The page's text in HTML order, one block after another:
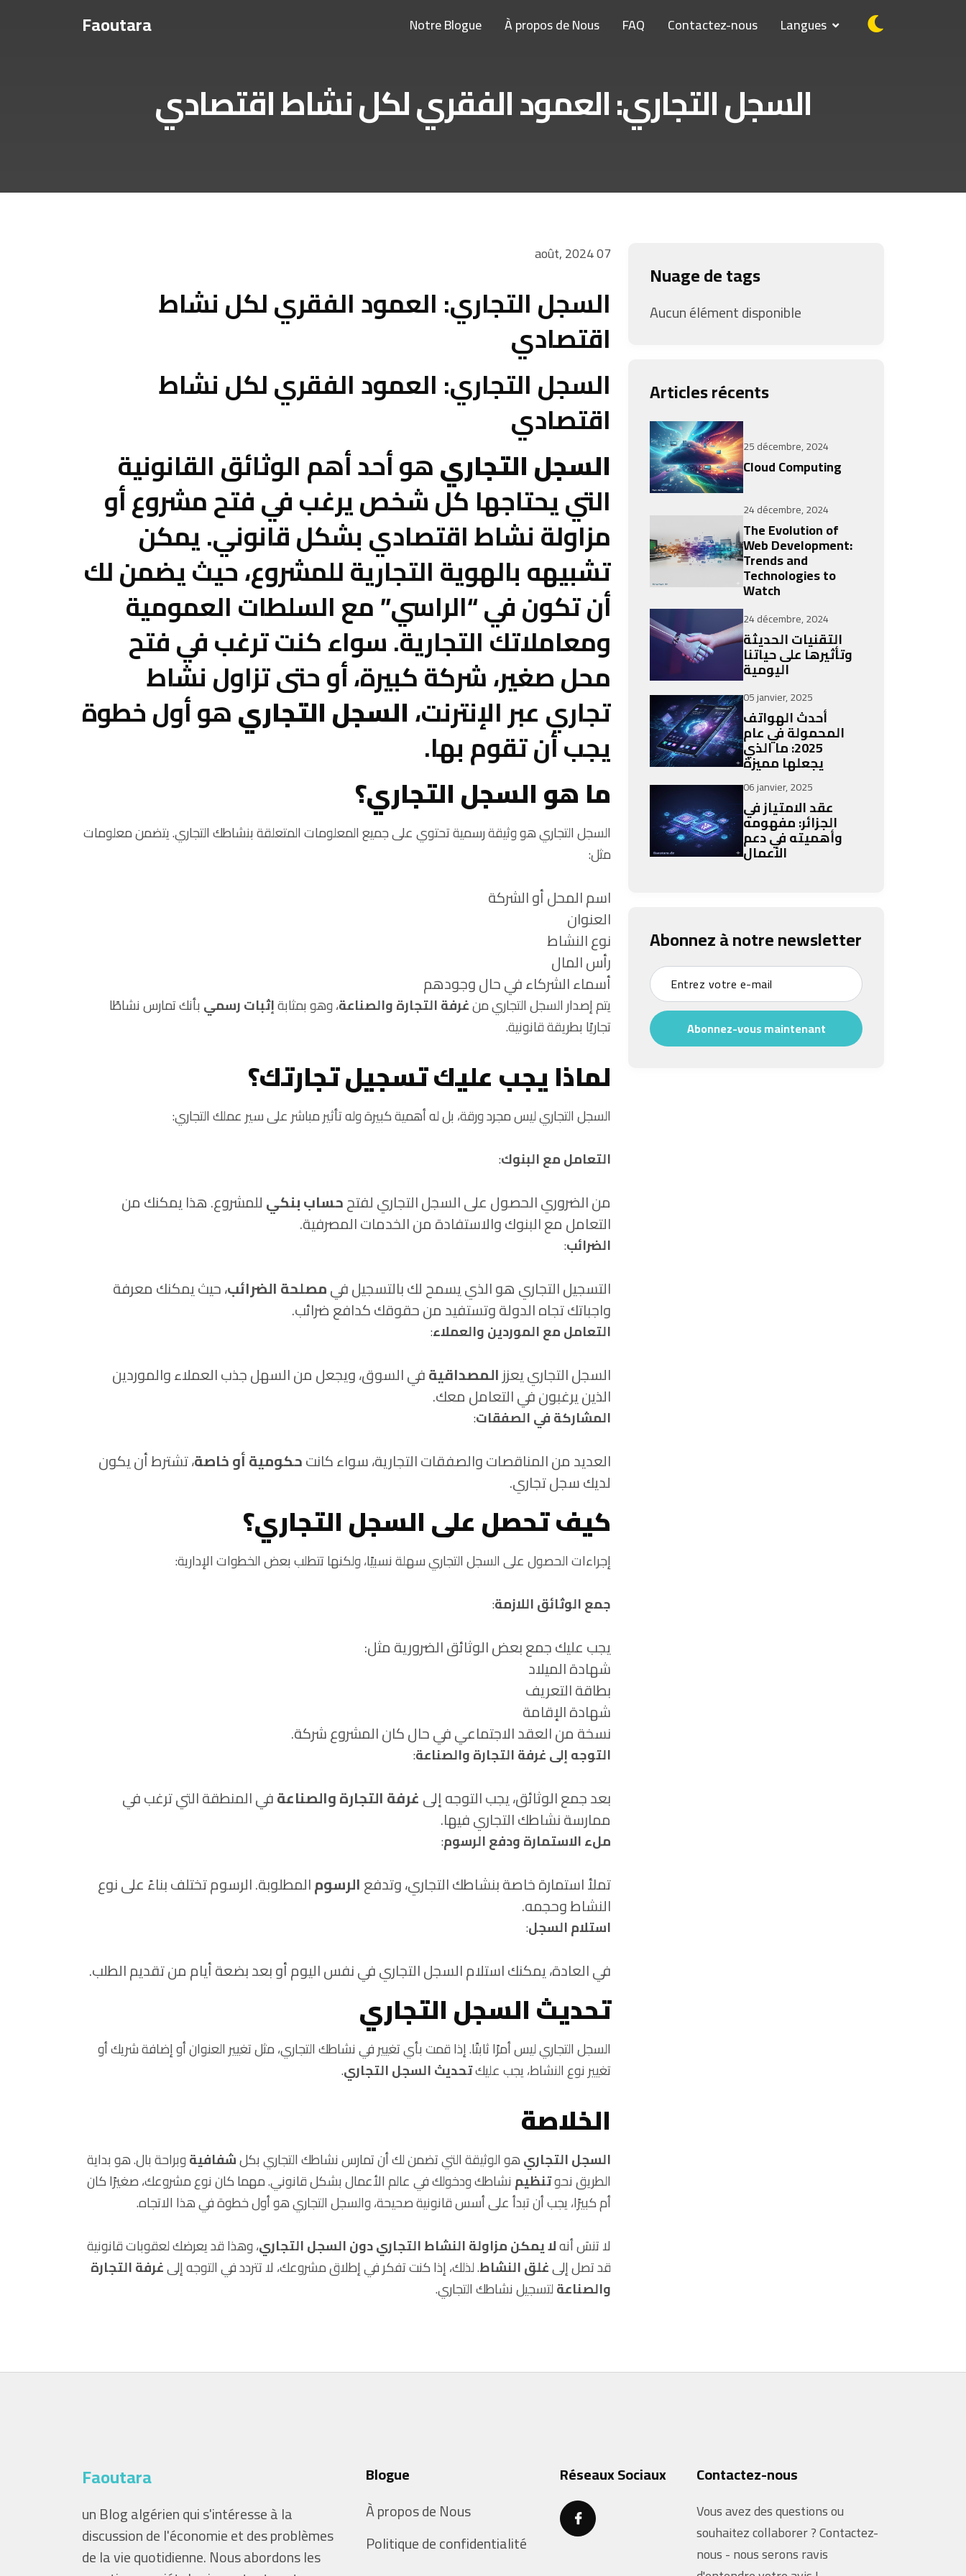
Faoutara Notre Blogue À propos de Nous FAQ Contactez-nous Langues
السجل التجاري: العمود الفقري لكل نشاط اقتصادي
07 août, 2024
السجل التجاري: العمود الفقري لكل نشاط
اقتصادي
السجل التجاري: العمود الفقري لكل نشاط
اقتصادي
السجل التجاريهو أحد أهم الوثائق القانونية
التي يحتاجها كل شخص يرغب في فتح مشروع أو
مزاولة نشاط اقتصادي بشكل قانوني. يمكن
تشبيهه بالهوية التجارية للمشروع، حيث يضمن لك
أن تكون في “الراسي” مع السلطات العمومية
ومعاملاتك التجارية. سواء كنت ترغب في فتح
محل صغير، شركة كبيرة، أو حتى تزاول نشاط
تجاري عبر الإنترنت،السجل التجاريهو أول خطوة
يجب أن تقوم بها.
ما هو السجل التجاري؟
السجل التجاري هو وثيقة رسمية تحتوي على جميع المعلومات المتعلقة بنشاطك التجاري. يتضمن معلومات
مثل:
اسم المحل أو الشركة
العنوان
نوع النشاط
رأس المال
أسماء الشركاء في حال وجودهم
يتم إصدار السجل التجاري منغرفة التجارة والصناعة، وهو بمثابةإثبات رسمي بأنك تمارس نشاطًا
تجاريًا بطريقة قانونية.
لماذا يجب عليك تسجيل تجارتك؟
السجل التجاري ليس مجرد ورقة، بل له أهمية كبيرة وله تأثير مباشر على سير عملك التجاري:
التعامل مع البنوك:
من الضروري الحصول على السجل التجاري لفتححساب بنكيللمشروع. هذا يمكنك من
التعامل مع البنوك والاستفادة من الخدمات المصرفية.
الضرائب:
التسجيل التجاري هو الذي يسمح لك بالتسجيل فيمصلحة الضرائب، حيث يمكنك معرفة
واجباتك تجاه الدولة وتستفيد من حقوقك كدافع ضرائب.
التعامل مع الموردين والعملاء:
السجل التجاري يعززالمصداقيةفي السوق، ويجعل من السهل جذب العملاء والموردين
الذين يرغبون في التعامل معك.
المشاركة في الصفقات:
العديد من المناقصات والصفقات التجارية، سواء كانتحكومية أو خاصة، تشترط أن يكون
لديك سجل تجاري.
كيف تحصل على السجل التجاري؟
إجراءات الحصول على السجل التجاري سهلة نسبيًا، ولكنها تتطلب بعض الخطوات الإدارية:
جمع الوثائق اللازمة:
يجب عليك جمع بعض الوثائق الضرورية مثل:
شهادة الميلاد
بطاقة التعريف
شهادة الإقامة
نسخة من العقد الاجتماعي في حال كان المشروع شركة.
التوجه إلى غرفة التجارة والصناعة:
بعد جمع الوثائق، يجب التوجه إلىغرفة التجارة والصناعةفي المنطقة التي ترغب في
ممارسة نشاطك التجاري فيها.
ملء الاستمارة ودفع الرسوم:
تملأ استمارة خاصة بنشاطك التجاري، وتدفعالرسومالمطلوبة. الرسوم تختلف بناءً على نوع
النشاط وحجمه.
استلام السجل:
في العادة، يمكنك استلام السجل التجاري في نفس اليوم أو بعد بضعة أيام من تقديم الطلب.
تحديث السجل التجاري
السجل التجاري ليس أمرًا ثابتًا. إذا قمت بأي تغيير في نشاطك التجاري، مثل تغيير العنوان أو إضافة شريك أو
تغيير نوع النشاط، يجب عليكتحديث السجل التجاري.
الخلاصة
السجل التجاريهو الوثيقة التي تضمن لك أن تمارس نشاطك التجاري بكلشفافيةوبراحة بال. هو بداية
الطريق نحوتنظيم نشاطك ودخولك في عالم الأعمال بشكل قانوني. مهما كان نوع مشروعك، صغيرًا كان
أم كبيرًا، يجب أن تبدأ على أسس قانونية صحيحة، والسجل التجاري هو أول خطوة في هذا الاتجاه.
لا تنسَ أنهلا يمكن مزاولة النشاط التجاري دون السجل التجاري، وهذا قد يعرضك لعقوبات قانونية
قد تصل إلىغلق النشاط. لذلك، إذا كنت تفكر في إطلاق مشروعك، لا تتردد في التوجه إلىغرفة التجارة
والصناعةلتسجيل نشاطك التجاري.
Nuage de tags
Aucun élément disponible
Articles récents
25 décembre, 2024
Cloud Computing
24 décembre, 2024
The Evolution of
Web Development:
Trends and
Technologies to
Watch
24 décembre, 2024
التقنيات الحديثة
وتأثيرها على حياتنا
اليومية
05 janvier, 2025
أحدث الهواتف
المحمولة في عام
2025: ما الذي
يجعلها مميزة
06 janvier, 2025
عقد الامتياز في
الجزائر: مفهومه
وأهميته في دعم
الأعمال
Abonnez à notre newsletter
Abonnez-vous maintenant
Faoutara
un Blog algérien qui s'intéresse à la
discussion de l'économie et des problèmes
de la vie quotidienne. Nous abordons les
Blogue
À propos de Nous
Politique de confidentialité
Réseaux Sociaux Contactez-nous
Vous avez des questions ou
souhaitez collaborer ? Contactez-
nous - nous serons ravis